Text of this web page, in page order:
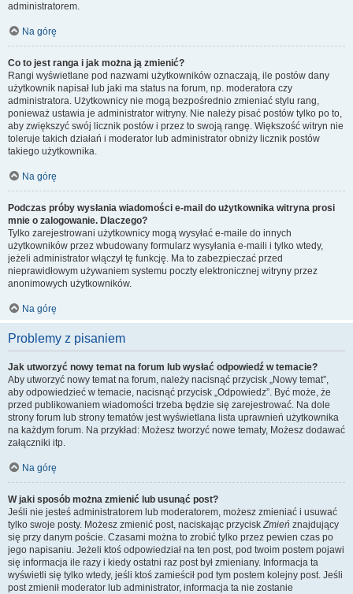
administratorem.
Na górę
Co to jest ranga i jak można ją zmienić?
Rangi wyświetlane pod nazwami użytkowników oznaczają, ile postów dany
użytkownik napisał lub jaki ma status na forum, np. moderatora czy
administratora. Użytkownicy nie mogą bezpośrednio zmieniać stylu rang,
ponieważ ustawia je administrator witryny. Nie należy pisać postów tylko po to,
aby zwiększyć swój licznik postów i przez to swoją rangę. Większość witryn nie
toleruje takich działań i moderator lub administrator obniży licznik postów
takiego użytkownika.
Na górę
Podczas próby wysłania wiadomości e-mail do użytkownika witryna prosi
mnie o zalogowanie. Dlaczego?
Tylko zarejestrowani użytkownicy mogą wysyłać e-maile do innych
użytkowników przez wbudowany formularz wysyłania e-maili i tylko wtedy,
jeżeli administrator włączył tę funkcję. Ma to zabezpieczać przed
nieprawidłowym używaniem systemu poczty elektronicznej witryny przez
anonimowych użytkowników.
Na górę
Problemy z pisaniem
Jak utworzyć nowy temat na forum lub wysłać odpowiedź w temacie?
Aby utworzyć nowy temat na forum, należy nacisnąć przycisk „Nowy temat”,
aby odpowiedzieć w temacie, nacisnąć przycisk „Odpowiedz”. Być może, że
przed publikowaniem wiadomości trzeba będzie się zarejestrować. Na dole
strony forum lub strony tematów jest wyświetlana lista uprawnień użytkownika
na każdym forum. Na przykład: Możesz tworzyć nowe tematy, Możesz dodawać
załączniki itp.
Na górę
W jaki sposób można zmienić lub usunąć post?
Jeśli nie jesteś administratorem lub moderatorem, możesz zmieniać i usuwać
tylko swoje posty. Możesz zmienić post, naciskając przyciskZmień znajdujący
się przy danym poście. Czasami można to zrobić tylko przez pewien czas po
jego napisaniu. Jeżeli ktoś odpowiedział na ten post, pod twoim postem pojawi
się informacja ile razy i kiedy ostatni raz post był zmieniany. Informacja ta
wyświetli się tylko wtedy, jeśli ktoś zamieścił pod tym postem kolejny post. Jeśli
post zmienił moderator lub administrator, informacja ta nie zostanie